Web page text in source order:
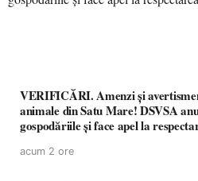
VERIFICĂRI. Amenzi și
animale din Satu Mare! DSVSA
gospodăriile și face apel la
acum 2 ore